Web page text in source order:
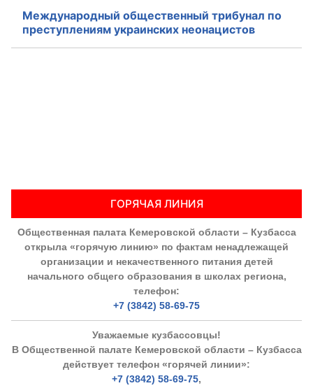
Международный общественный трибунал по
преступлениям украинских неонацистов
ГОРЯЧАЯ ЛИНИЯ
Общественная палата Кемеровской области – Кузбасса
открыла «горячую линию» по фактам ненадлежащей
организации и некачественного питания детей
начального общего образования в школах региона,
телефон:
+7 (3842) 58-69-75
Уважаемые кузбассовцы!
В Общественной палате Кемеровской области – Кузбасса
действует телефон «горячей линии»:
+7 (3842) 58-69-75,